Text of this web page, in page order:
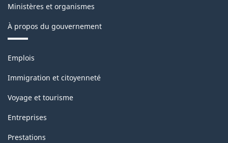
Ministères et organismes
À propos du gouvernement
Thèmes
sujets
Emplois
Immigration et citoyenneté
Voyage et tourisme
Entreprises
Prestations